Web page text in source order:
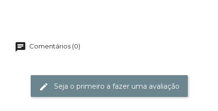
Comentários (0)
Seja o primeiro a fazer uma avaliação